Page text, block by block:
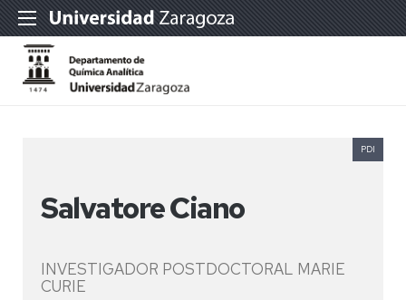
Salvatore Ciano
INVESTIGADOR POSTDOCTORAL MARIE
CURIE
PDI